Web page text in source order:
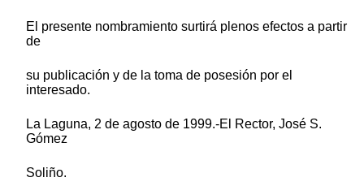
El presente nombramiento surtirá plenos efectos a partir
de
su publicación y de la toma de posesión por el
interesado.
La Laguna, 2 de agosto de 1999.-El Rector, José S.
Gómez
Soliño.